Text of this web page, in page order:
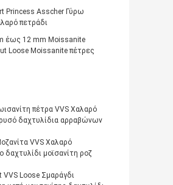
Princess Asscher Γύρω
πετράδι
έως 12 mm Moissanite
Loose Moissanite πέτρες
πέτρα VVS Χαλαρό
δαχτυλίδια αρραβώνων
VVS Χαλαρό
δαχτυλίδι μοϊσανίτη ροζ
VVS Loose Σμαράγδι